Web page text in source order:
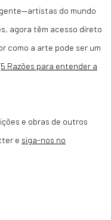
do mundo
agora têm acesso direto
como a arte pode ser um
5 Razões para entender a
e obras de outros
e siga-nos no